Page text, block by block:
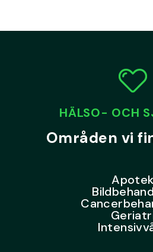
HÄLSO- OCH
Områden vi
Apotek